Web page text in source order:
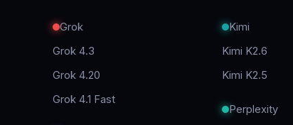
Grok
Grok 4.3
Grok 4.20
Grok 4.1 Fast
Kimi
Kimi K2.6
Kimi K2.5
Perplexity